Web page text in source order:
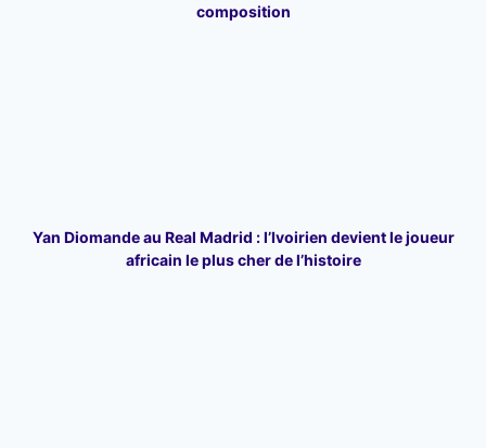
composition
Yan Diomande au Real Madrid : l’Ivoirien devient le joueur
africain le plus cher de l’histoire